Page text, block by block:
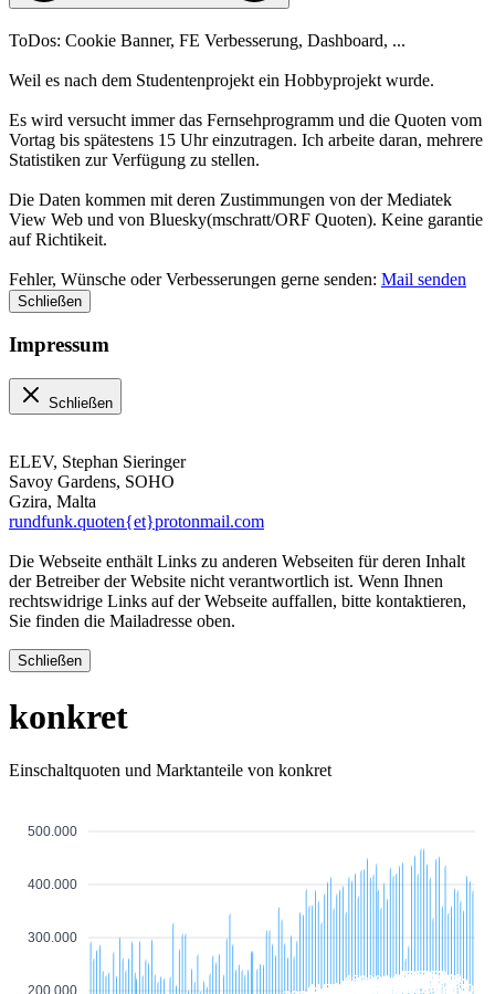
ToDos: Cookie Banner, FE Verbesserung, Dashboard, ...
Weil es nach dem Studentenprojekt ein Hobbyprojekt wurde.
Es wird versucht immer das Fernsehprogramm und die Quoten vom
Vortag bis spätestens 15 Uhr einzutragen. Ich arbeite daran, mehrere
Statistiken zur Verfügung zu stellen.
Die Daten kommen mit deren Zustimmungen von der Mediatek
View Web und von Bluesky(mschratt/ORF Quoten). Keine garantie
auf Richtikeit.
Fehler, Wünsche oder Verbesserungen gerne senden: Mail senden
Schließen
Impressum
Schließen
ELEV, Stephan Sieringer
Savoy Gardens, SOHO
Gzira, Malta
rundfunk.quoten{et}protonmail.com
Die Webseite enthält Links zu anderen Webseiten für deren Inhalt
der Betreiber der Website nicht verantwortlich ist. Wenn Ihnen
rechtswidrige Links auf der Webseite auffallen, bitte kontaktieren,
Sie finden die Mailadresse oben.
Schließen
konkret
Einschaltquoten und Marktanteile von konkret
500.000
400.000
300.000
200.000 415000
415000
422000
428000
430000
450000
414000
420000
440000
432000
417000
422000
436000
442000
437000
455000
421000
468000
468000
439000
414000
449000
453000
437000
417000